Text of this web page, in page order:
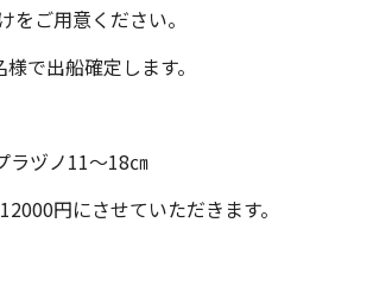
をご用意ください。
で出船確定します。
ヅノ11～18㎝
円にさせていただきます。